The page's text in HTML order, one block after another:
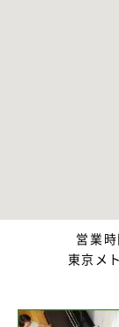
営業
東京メ